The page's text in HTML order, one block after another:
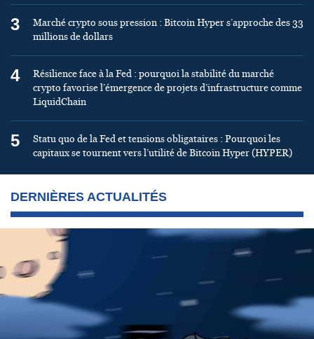
3
Marché crypto sous pression : Bitcoin Hyper s’approche des 33
millions de dollars
4
Résilience face à la Fed : pourquoi la stabilité du marché
crypto favorise l’émergence de projets d’infrastructure comme
LiquidChain
5
Statu quo de la Fed et tensions obligataires : Pourquoi les
capitaux se tournent vers l’utilité de Bitcoin Hyper (HYPER)
DERNIÈRES ACTUALITÉS